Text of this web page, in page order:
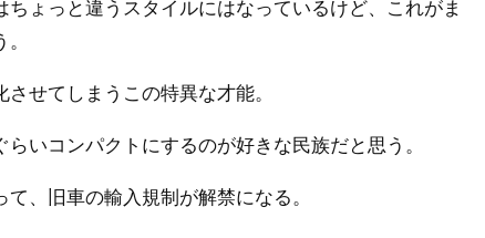
ょっと違うスタイルにはなっているけど、これがま
せてしまうこの特異な才能。
いコンパクトにするのが好きな民族だと思う。
、旧車の輸入規制が解禁になる。